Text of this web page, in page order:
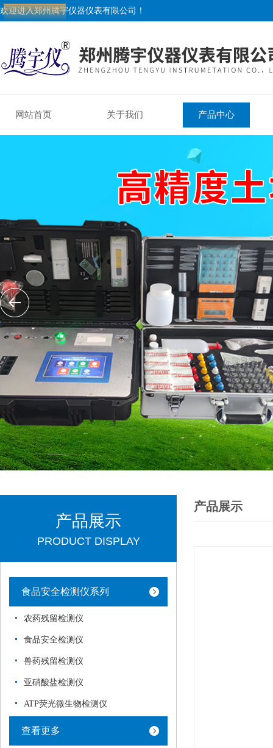
欢迎进入郑州腾宇仪器仪表有限公司！
网站首页 关于我们 产品中心
产品展示
PRODUCT DISPLAY
食品安全检测仪系列
农药残留检测仪
食品安全检测仪
兽药残留检测仪
亚硝酸盐检测仪
ATP荧光微生物检测仪
查看更多
产品展示